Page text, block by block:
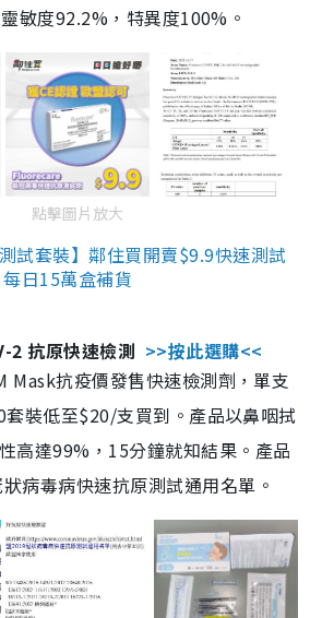
敏度92.2%，特異度100%。
點擊圖片放大
試套裝】鄰住買開賣$9.9快速測試
日15萬盒補貨
2 抗原快速檢測 >>按此選購<<
Mask抗疫價發售快速檢測劑，單支
裝低至$20/支買到。產品以鼻咽拭
高達99%，15分鐘就知結果。產品
病毒病快速抗原測試通用名單。